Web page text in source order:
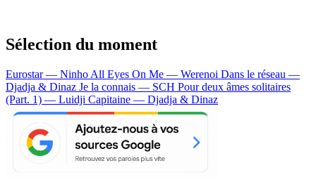
Sélection du moment
Eurostar — Ninho All Eyes On Me — Werenoi Dans le réseau —
Djadja & Dinaz Je la connais — SCH Pour deux âmes solitaires
(Part. 1) — Luidji Capitaine — Djadja & Dinaz